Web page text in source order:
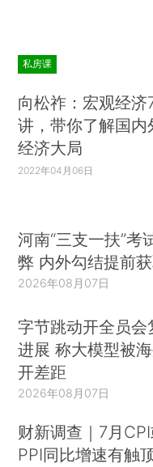
私房课
向松祚：宏观经济
讲，带你了解国内
经济大局
2022年04月06日
河南“三支一扶”考
弊 内外勾结提前
2026年08月07日
字节跳动开全员会
进展 称大模型被
开差距
2026年08月07日
财新调查｜7月
PPI同比增速有触